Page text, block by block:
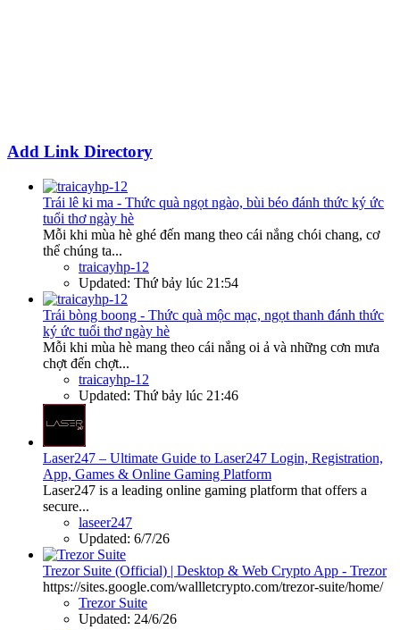
Add Link Directory
Trái lê ki ma - Thức quà ngọt ngào, bùi béo đánh thức ký ức
tuổi thơ ngày hè
Mỗi khi mùa hè ghé đến mang theo cái nắng chói chang, cơ
thể chúng ta...
traicayhp-12
Updated: Thứ bảy lúc 21:54
Trái bòng boong - Thức quà mộc mạc, ngọt thanh đánh thức
ký ức tuổi thơ ngày hè
Mỗi khi mùa hè mang theo cái nắng oi ả và những cơn mưa
chợt đến chợt...
traicayhp-12
Updated: Thứ bảy lúc 21:46
Laser247 – Ultimate Guide to Laser247 Login, Registration,
App, Games & Online Gaming Platform
Laser247 is a leading online gaming platform that offers a
secure...
laseer247
Updated: 6/7/26
Trezor Suite (Official) | Desktop & Web Crypto App - Trezor
https://sites.google.com/wallletcrypto.com/trezor-suite/home/
Trezor Suite
Updated: 24/6/26